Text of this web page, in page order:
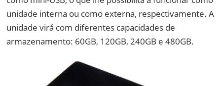
unidade interna ou como externa, respectivamente. A
unidade virá com diferentes capacidades de
armazenamento: 60GB, 120GB, 240GB e 480GB.